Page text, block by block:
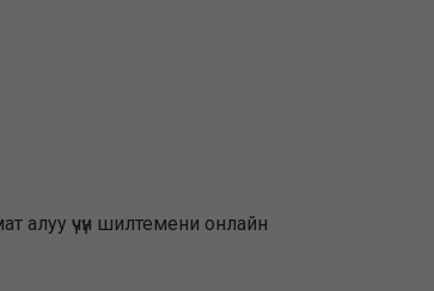
алуу үчүн шилтемени онлайн